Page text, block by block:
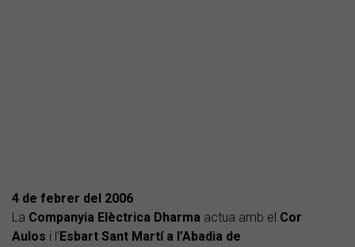
4 de febrer del 2006
La Companyia Elèctrica Dharma actua amb el Cor
Aulos i l’ Esbart Sant Martí a l’Abadia de